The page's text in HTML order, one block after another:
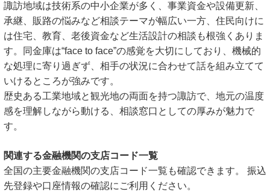
諏訪地域は技術系の中小企業が多く、事業資金や設備更新、
承継、販路の悩みなど相談テーマが幅広い一方、住民向けに
は住宅、教育、老後資金など生活設計の相談も根強くありま
す。同金庫は“face to face”の感覚を大切にしており、機械的
な処理に寄り過ぎず、相手の状況に合わせて話を組み立てて
いけるところが強みです。
歴史ある工業地域と観光地の両面を持つ諏訪で、地元の温度
感を理解しながら動ける、相談窓口としての厚みが魅力で
す。
関連する金融機関の支店コード一覧
全国の主要金融機関の支店コード一覧も確認できます。 振込
先登録や口座情報の確認にご利用ください。